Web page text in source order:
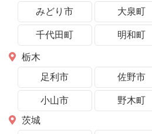
みどり市 大泉町
千代田町 明和町
栃木
足利市
佐野市
小山市
野木町
茨城